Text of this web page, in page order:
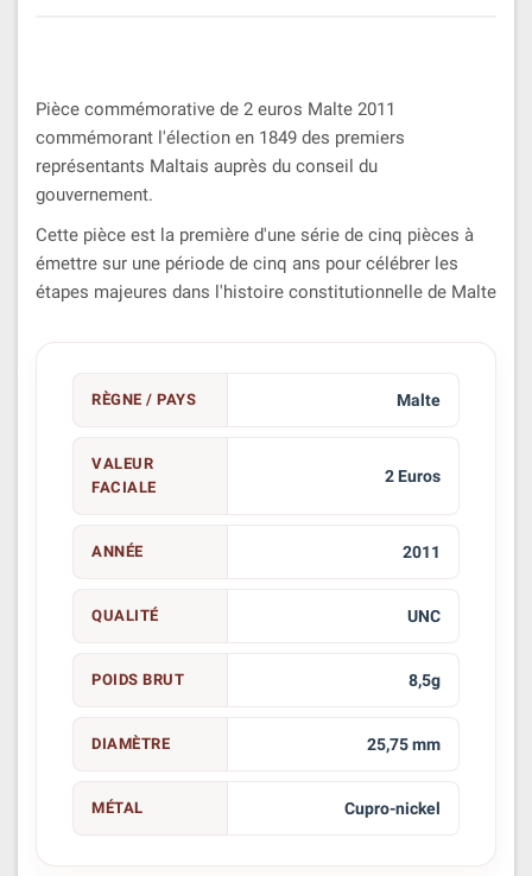
Pièce commémorative de 2 euros Malte 2011
commémorant l'élection en 1849 des premiers
représentants Maltais auprès du conseil du
gouvernement.
Cette pièce est la première d'une série de cinq pièces à
émettre sur une période de cinq ans pour célébrer les
étapes majeures dans l'histoire constitutionnelle de Malte
RÈGNE / PAYS Malte
VALEUR
FACIALE
2 Euros
ANNÉE 2011
QUALITÉ UNC
POIDS BRUT 8,5g
DIAMÈTRE 25,75 mm
MÉTAL Cupro-nickel